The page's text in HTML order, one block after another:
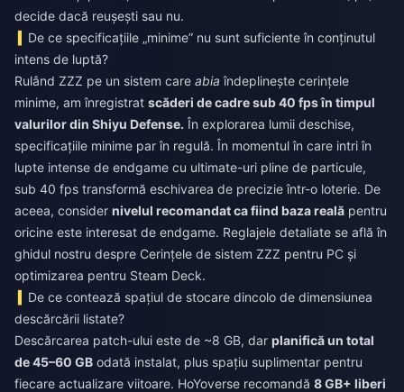
decide dacă reușești sau nu.
De ce specificațiile „minime” nu sunt suficiente în conținutul
intens de luptă?
Rulând ZZZ pe un sistem care abia îndeplinește cerințele
minime, am înregistrat scăderi de cadre sub 40 fps în timpul
valurilor din Shiyu Defense. În explorarea lumii deschise,
specificațiile minime par în regulă. În momentul în care intri în
lupte intense de endgame cu ultimate-uri pline de particule,
sub 40 fps transformă eschivarea de precizie într-o loterie. De
aceea, consider nivelul recomandat ca fiind baza reală pentru
oricine este interesat de endgame. Reglajele detaliate se află în
ghidul nostru despre Cerințele de sistem ZZZ pentru PC și
optimizarea pentru Steam Deck.
De ce contează spațiul de stocare dincolo de dimensiunea
descărcării listate?
Descărcarea patch-ului este de ~8 GB, dar planifică un total
de 45–60 GB odată instalat, plus spațiu suplimentar pentru
fiecare actualizare viitoare. HoYoverse recomandă 8 GB+ liberi